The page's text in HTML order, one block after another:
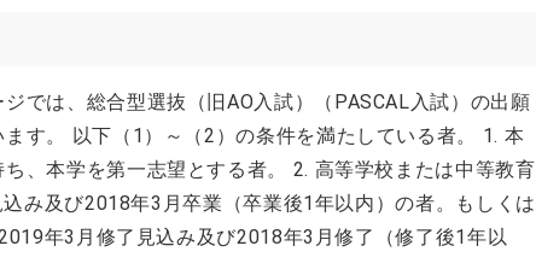
では、総合型選抜（旧AO入試）（PASCAL入試）の出願
す。 以下（1）～（2）の条件を満たしている者。 1. 本
、本学を第一志望とする者。 2. 高等学校または中等教育
み及び2018年3月卒業（卒業後1年以内）の者。もしくは
年3月修了見込み及び2018年3月修了（修了後1年以